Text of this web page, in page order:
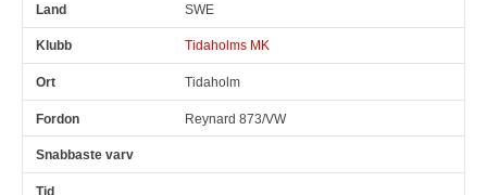
SWE
Tidaholms MK
Tidaholm
Reynard 873/VW